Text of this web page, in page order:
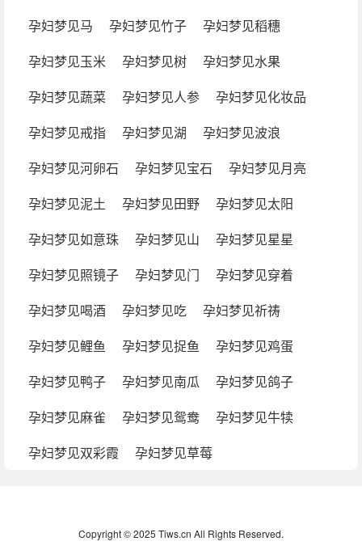
孕妇梦见马
孕妇梦见竹子
孕妇梦见稻穗
孕妇梦见玉米
孕妇梦见树
孕妇梦见水果
孕妇梦见蔬菜
孕妇梦见人参
孕妇梦见化妆品
孕妇梦见戒指
孕妇梦见湖
孕妇梦见波浪
孕妇梦见河卵石
孕妇梦见宝石
孕妇梦见月亮
孕妇梦见泥土
孕妇梦见田野
孕妇梦见太阳
孕妇梦见如意珠
孕妇梦见山
孕妇梦见星星
孕妇梦见照镜子
孕妇梦见门
孕妇梦见穿着
孕妇梦见喝酒
孕妇梦见吃
孕妇梦见祈祷
孕妇梦见鲤鱼
孕妇梦见捉鱼
孕妇梦见鸡蛋
孕妇梦见鸭子
孕妇梦见南瓜
孕妇梦见鸽子
孕妇梦见麻雀
孕妇梦见鸳鸯
孕妇梦见牛犊
孕妇梦见双彩霞
孕妇梦见草莓
Copyright © 2025 Tiws.cn All Rights Reserved.